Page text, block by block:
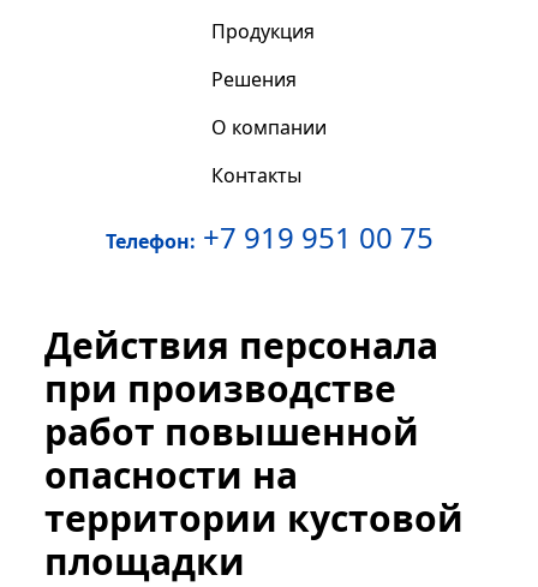
Продукция
Решения
О компании
Контакты
Телефон: +7 919 951 00 75
Действия персонала
при производстве
работ повышенной
опасности на
территории кустовой
площадки